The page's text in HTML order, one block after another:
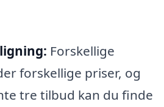
Forskellige
forskellige priser, og
tre tilbud kan du finde